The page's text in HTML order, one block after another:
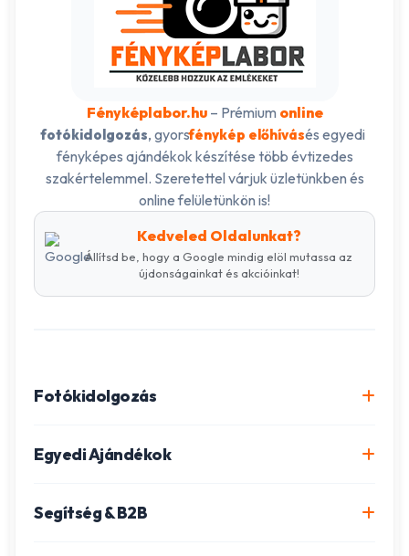
Fényképlabor.hu– Prémium online
fotókidolgozás, gyorsfénykép előhívásés egyedi
fényképes ajándékok készítése több évtizedes
szakértelemmel. Szeretettel várjuk üzletünkben és
online felületünkön is!
Kedveled Oldalunkat?
Állítsd be, hogy a Google mindig elöl mutassa az
újdonságainkat és akcióinkat!
Fotókidolgozás
Igazolványkép készítés
Egyedi Ajándékok
Segítség & B2B